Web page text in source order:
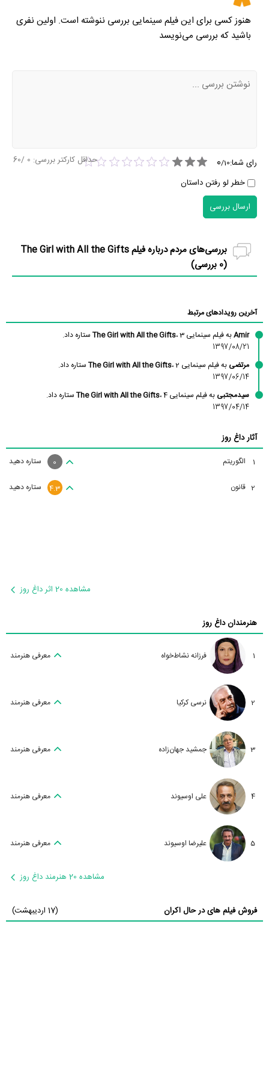
هنوز کسی برای این فیلم سینمایی بررسی ننوشته است. اولین نفری
باشید که بررسی می‌نویسد
رای شما: 0/10
خطر لو رفتن داستان
حداقل کارکتر بررسی: 0
/60
ارسال بررسی
بررسی‌های مردم درباره فیلم The Girl with All the Gifts
(
0 بررسی)
آخرین رویدادهای مرتبط
Amirبه فیلم سینمایی The Girl with All the Gifts، 3 ستاره داد.
1397/08/21
مرتضی به فیلم سینمایی The Girl with All the Gifts، 2 ستاره داد.
1397/06/14
سیدمجتبی به فیلم سینمایی The Girl with All the Gifts، 4 ستاره داد.
1397/04/14
آثار داغ روز
1 الگوریتم ستاره دهید 0
2 قانون ستاره دهید 4.3
مشاهده 20 اثر داغ روز
هنرمندان داغ روز
1 فرزانه نشاط‌خواه معرفی هنرمند
2 نرسی کرکیا معرفی هنرمند
3 جمشید جهان‌زاده معرفی هنرمند
4 علی اوسیوند معرفی هنرمند
5 علیرضا اوسیوند معرفی هنرمند
مشاهده 20 هنرمند داغ روز
فروش فیلم های در حال اکران (17 اردیبهشت)